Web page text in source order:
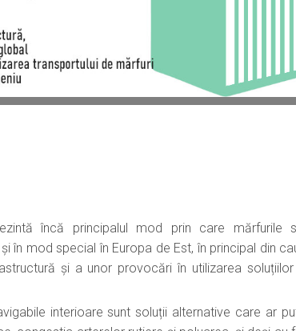
încă principalul mod prin care mărfurile
în mod special în Europa de Est, în principal din
și a unor provocări în utilizarea
interioare sunt soluții alternative care ar